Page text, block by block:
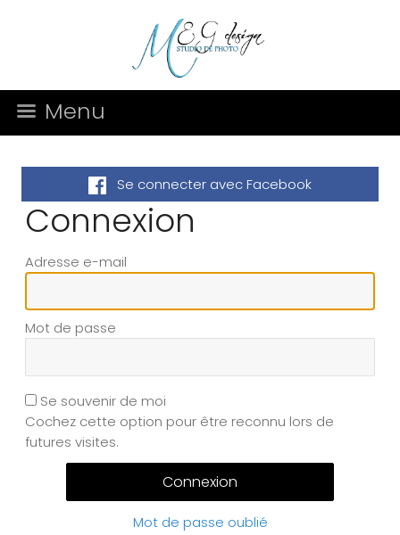
Menu
Se connecter avec Facebook
Connexion
Adresse e-mail
Mot de passe
Se souvenir de moi
Cochez cette option pour être reconnu lors de
futures visites.
Mot de passe oublié